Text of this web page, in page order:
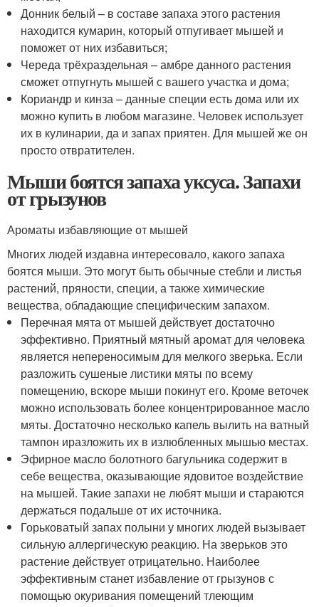
Донник белый – в составе запаха этого растения
находится кумарин, который отпугивает мышей и
поможет от них избавиться;
Череда трёхраздельная – амбре данного растения
сможет отпугнуть мышей с вашего участка и дома;
Кориандр и кинза – данные специи есть дома или их
можно купить в любом магазине. Человек использует
их в кулинарии, да и запах приятен. Для мышей же он
просто отвратителен.
Мыши боятся запаха уксуса. Запахи
от грызунов
Ароматы избавляющие от мышей
Многих людей издавна интересовало, какого запаха
боятся мыши. Это могут быть обычные стебли и листья
растений, пряности, специи, а также химические
вещества, обладающие специфическим запахом.
Перечная мята от мышей действует достаточно
эффективно. Приятный мятный аромат для человека
является непереносимым для мелкого зверька. Если
разложить сушеные листики мяты по всему
помещению, вскоре мыши покинут его. Кроме веточек
можно использовать более концентрированное масло
мяты. Достаточно несколько капель вылить на ватный
тампон иразложить их в излюбленных мышью местах.
Эфирное масло болотного багульника содержит в
себе вещества, оказывающие ядовитое воздействие
на мышей. Такие запахи не любят мыши и стараются
держаться подальше от их источника.
Горьковатый запах полыни у многих людей вызывает
сильную аллергическую реакцию. На зверьков это
растение действует отрицательно. Наиболее
эффективным станет избавление от грызунов с
помощью окуривания помещений тлеющим